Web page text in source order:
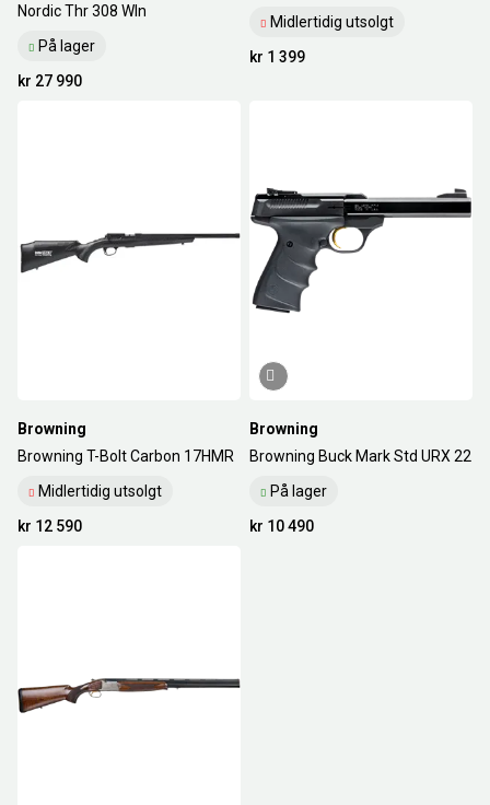
Nordic Thr 308 WIn
På lager
kr 27 990
Midlertidig utsolgt
kr 1 399
Browning
Browning T-Bolt Carbon 17HMR
Midlertidig utsolgt
kr 12 590
Browning
Browning Buck Mark Std URX 22
På lager
kr 10 490